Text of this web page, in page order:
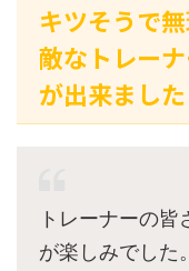
キツそうで
敵なトレー
が出来ました
トレーナーの
が楽しみでした